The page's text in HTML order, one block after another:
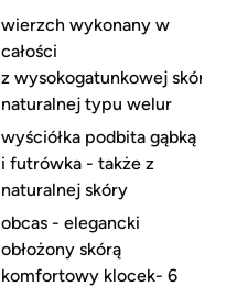
wierzch wykonany w
całości
z wysokogatunkowej skóry
naturalnej typu welur
wyściółka podbita gąbką
i futrówka - także z
naturalnej skóry
obcas - elegancki
obłożony skórą
komfortowy klocek- 6